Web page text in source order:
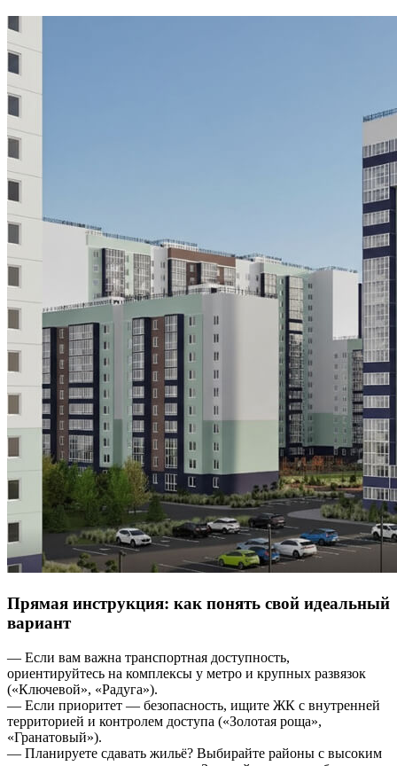
Прямая инструкция: как понять свой идеальный
вариант
— Если вам важна транспортная доступность,
ориентируйтесь на комплексы у метро и крупных развязок
(«Ключевой», «Радуга»).
— Если приоритет — безопасность, ищите ЖК с внутренней
территорией и контролем доступа («Золотая роща»,
«Гранатовый»).
— Планируете сдавать жильё? Выбирайте районы с высоким